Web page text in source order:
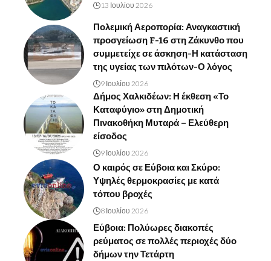
13 Ιουλίου 2026
Πολεμική Αεροπορία: Αναγκαστική
προσγείωση F-16 στη Ζάκυνθο που
συμμετείχε σε άσκηση-Η κατάσταση
της υγείας των πιλότων-Ο λόγος
9 Ιουλίου 2026
Δήμος Χαλκιδέων: Η έκθεση «Το
Καταφύγιο» στη Δημοτική
Πινακοθήκη Μυταρά – Ελεύθερη
είσοδος
9 Ιουλίου 2026
Ο καιρός σε Εύβοια και Σκύρο:
Υψηλές θερμοκρασίες με κατά
τόπου βροχές
8 Ιουλίου 2026
Εύβοια: Πολύωρες διακοπές
ρεύματος σε πολλές περιοχές δύο
δήμων την Τετάρτη